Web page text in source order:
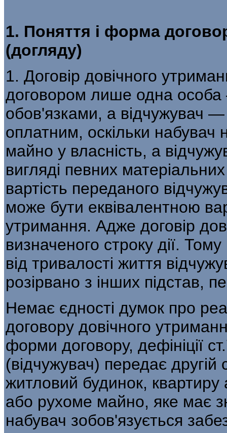
1. Поняття і форма
(догляду)
1. Договір довічного
договором лише одна
обов'язками, а відчужувач
оплатним, оскільки
майно у власність, а
вигляді певних
вартість переданого
може бути еквівалентною
утримання. Адже договір
визначеного строку дії.
від тривалості життя
розірвано з інших підстав,
Немає єдності думок про
договору довічного
форми договору, дефініції
(відчужувач) передає другій
житловий будинок, квартиру
або рухоме майно, яке має
набувач зобов'язується